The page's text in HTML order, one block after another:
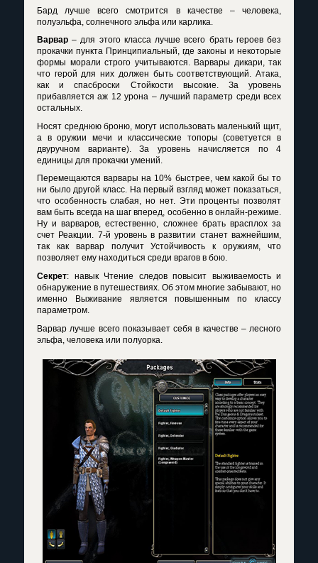
Бард лучше всего смотрится в качестве – человека,
полуэльфа, солнечного эльфа или карлика.
Варвар – для этого класса лучше всего брать героев без
прокачки пункта Принципиальный, где законы и некоторые
формы морали строго учитываются. Варвары дикари, так
что герой для них должен быть соответствующий. Атака,
как и спасброски Стойкости высокие. За уровень
прибавляется аж 12 урона – лучший параметр среди всех
остальных.
Носят среднюю броню, могут использовать маленький щит,
а в оружии мечи и классические топоры (советуется в
двуручном варианте). За уровень начисляется по 4
единицы для прокачки умений.
Перемещаются варвары на 10% быстрее, чем какой бы то
ни было другой класс. На первый взгляд может показаться,
что особенность слабая, но нет. Эти проценты позволят
вам быть всегда на шаг вперед, особенно в онлайн-режиме.
Ну и варваров, естественно, сложнее брать врасплох за
счет Реакции. 7-й уровень в развитии станет важнейшим,
так как варвар получит Устойчивость к оружиям, что
позволяет ему находиться среди врагов в бою.
Секрет: навык Чтение следов повысит выживаемость и
обнаружение в путешествиях. Об этом многие забывают, но
именно Выживание является повышенным по классу
параметром.
Варвар лучше всего показывает себя в качестве – лесного
эльфа, человека или полуорка.